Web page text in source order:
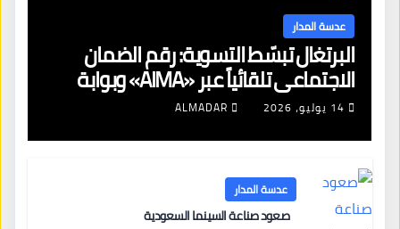
عدسة المدار
البرتغال تبسّط التسوية: رقم الضمان
الاجتماعي تلقائياً عبر «AIMA» وبوابة
جديدة لتجديد الإقامات
14 يوليو، 2026 ALMADAR
عدسة المدار
صعود صناعة السينما السعودية